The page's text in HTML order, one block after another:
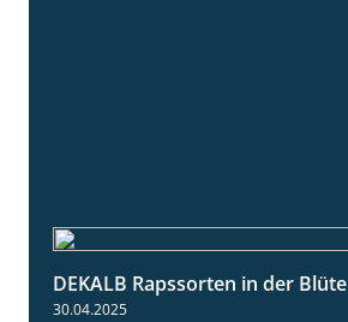
DEKALB Rapssorten in der Blüte
30.04.2025